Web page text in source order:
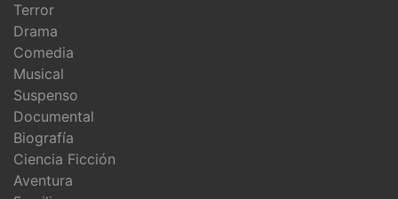
Terror
Drama
Comedia
Musical
Suspenso
Documental
Biografía
Ciencia Ficción
Aventura